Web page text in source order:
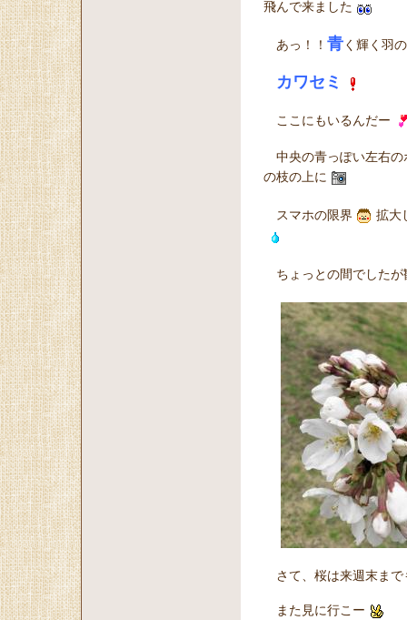
飛んで来ました
あっ！！ 青く輝く羽
カワセミ
ここにもいるんだー
中央の青っぽい左右の
の枝の上に
スマホの限界 拡大
ちょっとの間でしたが
さて、桜は来週末まで
また見に行こー